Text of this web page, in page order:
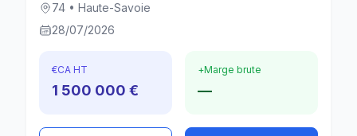
74 • Haute-Savoie
28/07/2026
€CA HT
1 500 000 €
+Marge brute
—